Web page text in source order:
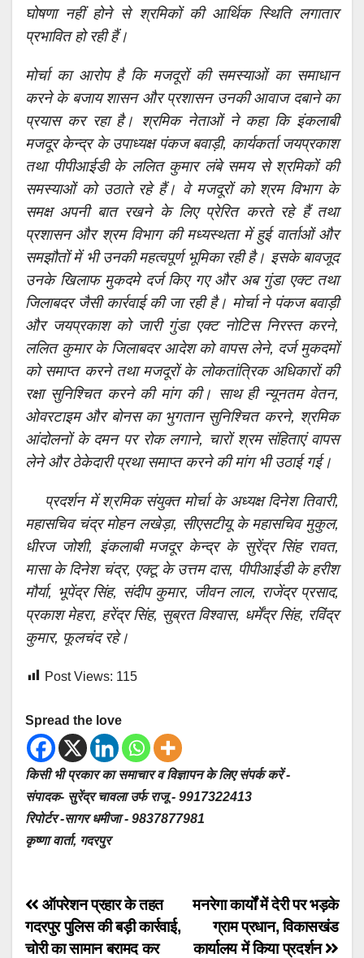
घोषणा नहीं होने से श्रमिकों की आर्थिक स्थिति लगातार
प्रभावित हो रही हैं।
मोर्चा का आरोप है कि मजदूरों की समस्याओं का समाधान
करने के बजाय शासन और प्रशासन उनकी आवाज दबाने का
प्रयास कर रहा है। श्रमिक नेताओं ने कहा कि इंकलाबी
मजदूर केन्द्र के उपाध्यक्ष पंकज बवाड़ी, कार्यकर्ता जयप्रकाश
तथा पीपीआईडी के ललित कुमार लंबे समय से श्रमिकों की
समस्याओं को उठाते रहे हैं। वे मजदूरों को श्रम विभाग के
समक्ष अपनी बात रखने के लिए प्रेरित करते रहे हैं तथा
प्रशासन और श्रम विभाग की मध्यस्थता में हुई वार्ताओं और
समझौतों में भी उनकी महत्वपूर्ण भूमिका रही है। इसके बावजूद
उनके खिलाफ मुकदमे दर्ज किए गए और अब गुंडा एक्ट तथा
जिलाबदर जैसी कार्रवाई की जा रही है। मोर्चा ने पंकज बवाड़ी
और जयप्रकाश को जारी गुंडा एक्ट नोटिस निरस्त करने,
ललित कुमार के जिलाबदर आदेश को वापस लेने, दर्ज मुकदमों
को समाप्त करने तथा मजदूरों के लोकतांत्रिक अधिकारों की
रक्षा सुनिश्चित करने की मांग की। साथ ही न्यूनतम वेतन,
ओवरटाइम और बोनस का भुगतान सुनिश्चित करने, श्रमिक
आंदोलनों के दमन पर रोक लगाने, चारों श्रम संहिताएं वापस
लेने और ठेकेदारी प्रथा समाप्त करने की मांग भी उठाई गई।
प्रदर्शन में श्रमिक संयुक्त मोर्चा के अध्यक्ष दिनेश तिवारी,
महासचिव चंद्र मोहन लखेड़ा, सीएसटीयू के महासचिव मुकुल,
धीरज जोशी, इंकलाबी मजदूर केन्द्र के सुरेंद्र सिंह रावत,
मासा के दिनेश चंद्र, एक्टू के उत्तम दास, पीपीआईडी के हरीश
मौर्या, भूपेंद्र सिंह, संदीप कुमार, जीवन लाल, राजेंद्र प्रसाद,
प्रकाश मेहरा, हरेंद्र सिंह, सुब्रत विश्वास, धर्मेंद्र सिंह, रविंद्र
कुमार, फूलचंद रहे।
Post Views: 115
Spread the love
किसी भी प्रकार का समाचार व विज्ञापन के लिए संपर्क करें -
संपादक- सुरेंद्र चावला उर्फ राजू - 9917322413
रिपोर्टर -सागर धमीजा - 9837877981
कृष्णा वार्ता, गदरपुर
Post
navigation
मनरेगा कार्यों में देरी पर भड़के
ग्राम प्रधान, विकासखंड
कार्यालय में किया प्रदर्शन
ऑपरेशन प्रहार के तहत
गदरपुर पुलिस की बड़ी कार्रवाई,
चोरी का सामान बरामद कर